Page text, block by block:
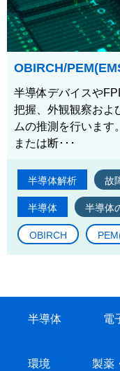
OBIRCH/
半導体デバイスや
把握、外観観察およ
ムの推測を行います
または断･･･
半導体解析 故
半導体 半導体
OBIRCH
半導体 電
環境 製薬